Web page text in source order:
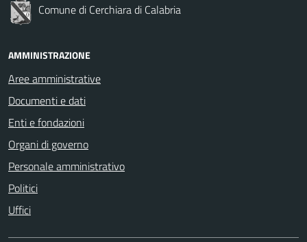
Comune di Cerchiara di Calabria
AMMINISTRAZIONE
Aree amministrative
Documenti e dati
Enti e fondazioni
Organi di governo
Personale amministrativo
Politici
Uffici